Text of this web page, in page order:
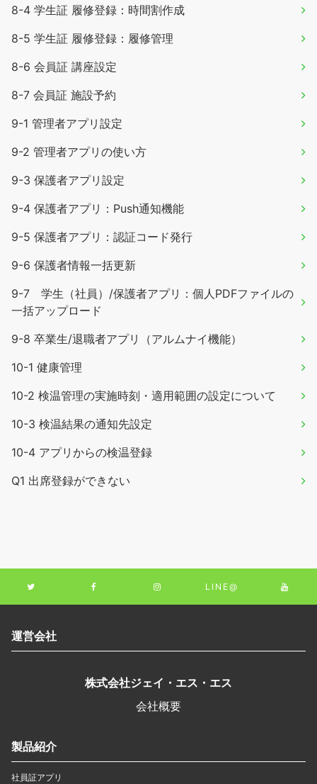
8-4 学生証 履修登録：時間割作成
8-5 学生証 履修登録：履修管理
8-6 会員証 講座設定
8-7 会員証 施設予約
9-1 管理者アプリ設定
9-2 管理者アプリの使い方
9-3 保護者アプリ設定
9-4 保護者アプリ：Push通知機能
9-5 保護者アプリ：認証コード発行
9-6 保護者情報一括更新
9-7 学生（社員）/保護者アプリ：個人PDFファイルの
一括アップロード
9-8 卒業生/退職者アプリ（アルムナイ機能）
10-1 健康管理
10-2 検温管理の実施時刻・適用範囲の設定について
10-3 検温結果の通知先設定
10-4 アプリからの検温登録
Q1 出席登録ができない
LINE@
運営会社
株式会社ジェイ・エス・エス
会社概要
製品紹介
社員証アプリ